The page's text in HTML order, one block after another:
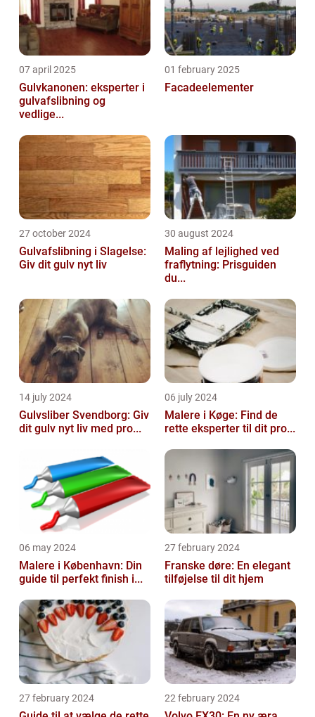
07 april 2025
Gulvkanonen: eksperter i
gulvafslibning og
vedlige...
01 february 2025
Facadeelementer
27 october 2024
Gulvafslibning i Slagelse:
Giv dit gulv nyt liv
30 august 2024
Maling af lejlighed ved
fraflytning: Prisguiden
du...
14 july 2024
Gulvsliber Svendborg: Giv
dit gulv nyt liv med pro...
06 july 2024
Malere i Køge: Find de
rette eksperter til dit pro...
06 may 2024
Malere i København: Din
guide til perfekt finish i...
27 february 2024
Franske døre: En elegant
tilføjelse til dit hjem
27 february 2024 22 february 2024